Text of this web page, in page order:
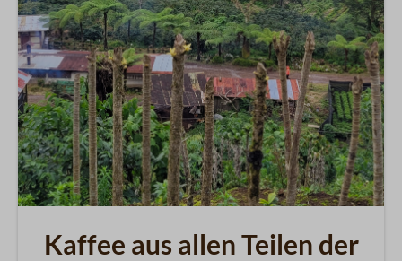
Kaffee aus allen Teilen der